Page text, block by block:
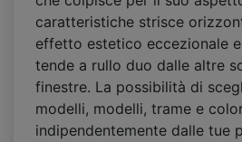
caratteristiche strisce
effetto estetico eccezionale
tende a rullo duo dalle altre
finestre. La possibilità di
modelli, modelli, trame e
indipendentemente dalle tue